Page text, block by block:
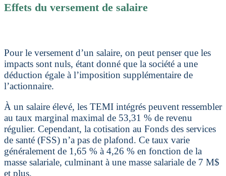
Effets du versement de salaire
Pour le versement d’un salaire, on peut penser que les
impacts sont nuls, étant donné que la société a une
déduction égale à l’imposition supplémentaire de
l’actionnaire.
À un salaire élevé, les TEMI intégrés peuvent ressembler
au taux marginal maximal de 53,31 % de revenu
régulier. Cependant, la cotisation au Fonds des services
de santé (FSS) n’a pas de plafond. Ce taux varie
généralement de 1,65 % à 4,26 % en fonction de la
masse salariale, culminant à une masse salariale de 7 M$
et plus.